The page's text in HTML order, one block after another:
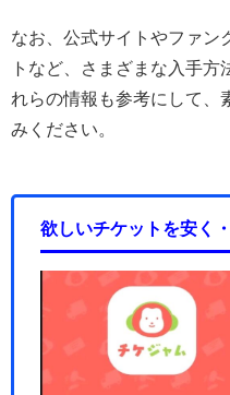
なお、公式サイトやファン
トなど、さまざまな入手方
れらの情報も参考にして、
みください。
欲しいチケットを安く